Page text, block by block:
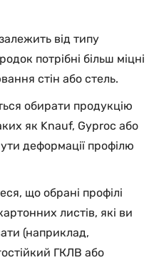
від типу
потрібні більш міцні
стін або стель.
обирати продукцію
як Knauf, Gyproc або
деформації профілю
що обрані профілі
листів, які ви
(наприклад,
ГКЛВ або